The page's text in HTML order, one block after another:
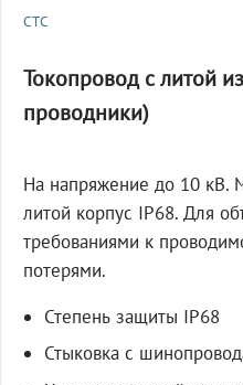
СТС
Токопровод с литой
проводники)
На напряжение до 10 кВ.
литой корпус IP68. Для
требованиями к
потерями.
Степень защиты IP68
Стыковка с